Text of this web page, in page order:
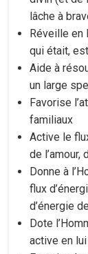
lâche à
Réveille en
qui était,
Aide à
un large
Favorise
familiaux
Active le
de l’amour,
Donne à
flux
d’énergie
Dote
active en